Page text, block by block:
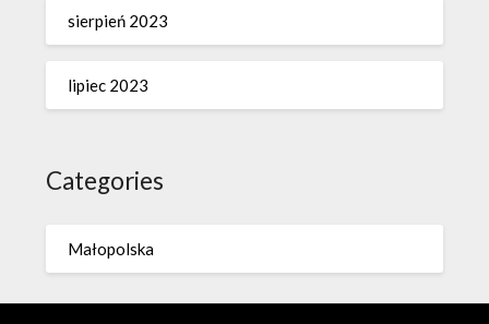
sierpień 2023
lipiec 2023
Categories
Małopolska